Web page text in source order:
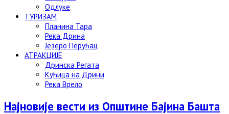
Одлуке
ТУРИЗАМ
Планина Тара
Река Дрина
Језеро Перућац
АТРАКЦИЈЕ
Дринска Регата
Кућица на Дрини
Река Врело
Најновије вести из Општине Бајина Башта